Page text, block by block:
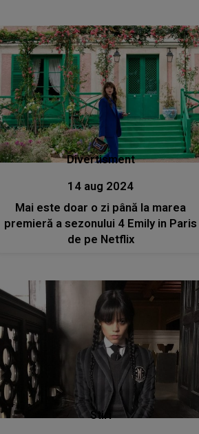
Divertisment
14 aug 2024
Mai este doar o zi până la marea
premieră a sezonului 4 Emily in Paris
de pe Netflix
Stiri